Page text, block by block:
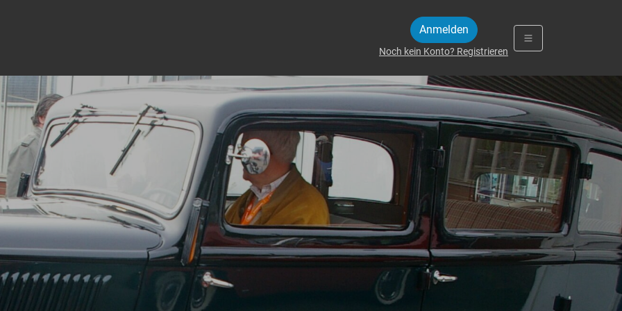
Anmelden
Noch kein Konto? Registrieren